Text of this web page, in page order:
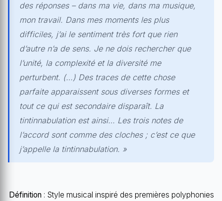
des réponses – dans ma vie, dans ma musique,
mon travail. Dans mes moments les plus
difficiles, j’ai le sentiment très fort que rien
d’autre n’a de sens. Je ne dois rechercher que
l’unité, la complexité et la diversité me
perturbent. (…) Des traces de cette chose
parfaite apparaissent sous diverses formes et
tout ce qui est secondaire disparaît. La
tintinnabulation est ainsi… Les trois notes de
l’accord sont comme des cloches ; c’est ce que
j’appelle la tintinnabulation. »
Définition : Style musical inspiré des premières polyphonies